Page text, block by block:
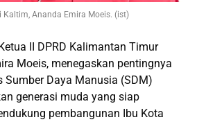
Kaltim, Ananda Emira Moeis. (ist)
II DPRD Kalimantan Timur
Moeis, menegaskan pentingnya
Sumber Daya Manusia (SDM)
generasi muda yang siap
pembangunan Ibu Kota